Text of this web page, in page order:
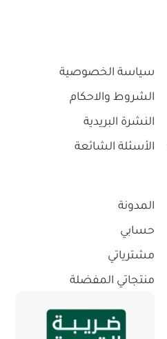
سياسة الخصوصية
الشروط والاحكام
النشرة البريدية
الأسئلة الشائعة
المدونة
حسابي
مشترياتي
منتجاتي المفضلة